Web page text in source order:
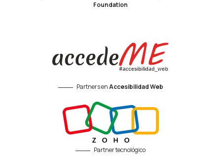
Foundation
Partners enAccesibilidad Web
Partner tecnológico